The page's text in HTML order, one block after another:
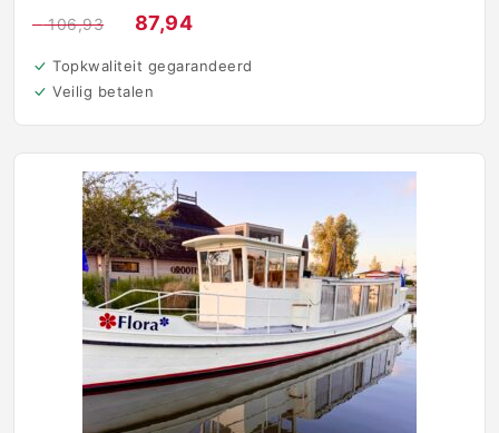
€106,93 87,94
Topkwaliteit gegarandeerd
Veilig betalen